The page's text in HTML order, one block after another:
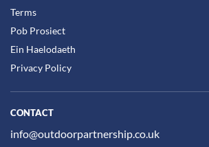
Terms
Pob Prosiect
Ein Haelodaeth
Privacy Policy
CONTACT
info@outdoorpartnership.co.uk